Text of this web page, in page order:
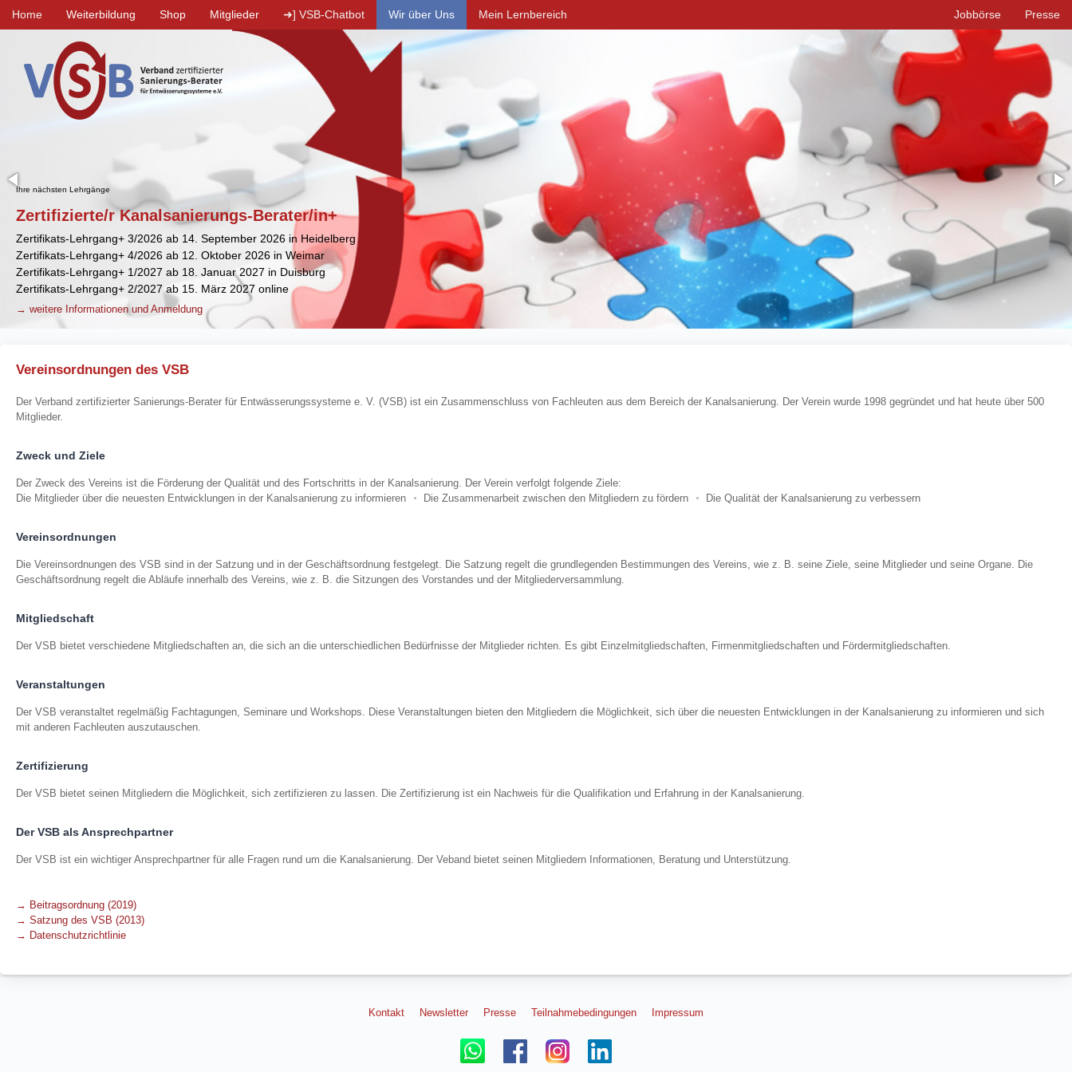
Home Weiterbildung Shop Mitglieder ➜] VSB-Chatbot Wir über Uns Mein Lernbereich Presse
Jobbörse
Kanalsanierungs-
Beratung:
Puzzleteile
symbolisieren
den
Abschluss
Weiterbildung
zum
Zertifizierten
Sanierungs-
Berater
(ZKB)
→
Vereinsordnungen des VSB
Der Verband zertifizierter Sanierungs-Berater für Entwässerungssysteme e. V. (VSB) ist ein Zusammenschluss von Fachleuten aus dem Bereich der Kanalsanierung. Der Verein wurde 1998 gegründet und hat heute über 500
Mitglieder.
Zweck und Ziele
Der Zweck des Vereins ist die Förderung der Qualität und des Fortschritts in der Kanalsanierung. Der Verein verfolgt folgende Ziele:
Die Mitglieder über die neuesten Entwicklungen in der Kanalsanierung zu informieren
Die Zusammenarbeit zwischen den Mitgliedern zu fördern Die Qualität der Kanalsanierung zu verbessern
Vereinsordnungen
Die Vereinsordnungen des VSB sind in der Satzung und in der Geschäftsordnung festgelegt. Die Satzung regelt die grundlegenden Bestimmungen des Vereins, wie z. B. seine Ziele, seine Mitglieder und seine Organe. Die
Geschäftsordnung regelt die Abläufe innerhalb des Vereins, wie z. B. die Sitzungen des Vorstandes und der Mitgliederversammlung.
Mitgliedschaft
Der VSB bietet verschiedene Mitgliedschaften an, die sich an die unterschiedlichen Bedürfnisse der Mitglieder richten. Es gibt Einzelmitgliedschaften, Firmenmitgliedschaften und Fördermitgliedschaften.
Veranstaltungen
Der VSB veranstaltet regelmäßig Fachtagungen, Seminare und Workshops. Diese Veranstaltungen bieten den Mitgliedern die Möglichkeit, sich über die neuesten Entwicklungen in der Kanalsanierung zu informieren und sich
mit anderen Fachleuten auszutauschen.
Zertifizierung
Der VSB bietet seinen Mitgliedern die Möglichkeit, sich zertifizieren zu lassen. Die Zertifizierung ist ein Nachweis für die Qualifikation und Erfahrung in der Kanalsanierung.
Der VSB als Ansprechpartner
Der VSB ist ein wichtiger Ansprechpartner für alle Fragen rund um die Kanalsanierung. Der Veband bietet seinen Mitgliedern Informationen, Beratung und Unterstützung.
→ Beitragsordnung (2019)
→ Satzung des VSB (2013)
→ Datenschutzrichtlinie
Kontakt Newsletter Presse Teilnahmebedingungen Impressum